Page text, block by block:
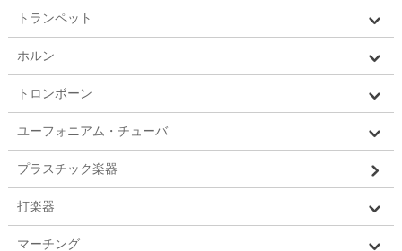
トランペット
ホルン
トロンボーン
ユーフォニアム・チューバ
プラスチック楽器
打楽器
マーチング